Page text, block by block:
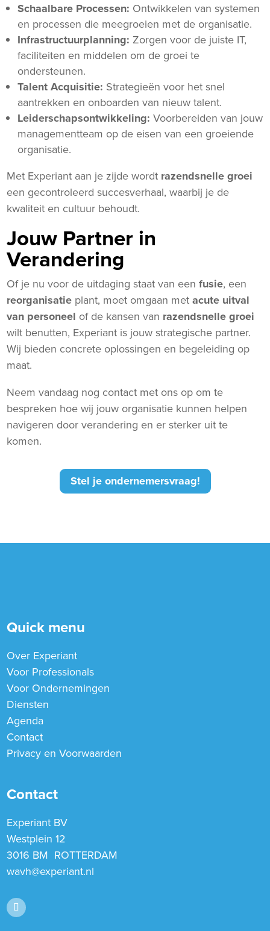
Schaalbare Processen: Ontwikkelen van systemen
en processen die meegroeien met de organisatie.
Infrastructuurplanning: Zorgen voor de juiste IT,
faciliteiten en middelen om de groei te
ondersteunen.
Talent Acquisitie: Strategieën voor het snel
aantrekken en onboarden van nieuw talent.
Leiderschapsontwikkeling: Voorbereiden van jouw
managementteam op de eisen van een groeiende
organisatie.
Met Experiant aan je zijde wordt razendsnelle groei
een gecontroleerd succesverhaal, waarbij je de
kwaliteit en cultuur behoudt.
Jouw Partner in
Verandering
Of je nu voor de uitdaging staat van eenfusie, een
reorganisatie plant, moet omgaan metacute uitval
van personeel of de kansen van razendsnelle groei
wilt benutten, Experiant is jouw strategische partner.
Wij bieden concrete oplossingen en begeleiding op
maat.
Neem vandaag nog contact met ons op om te
bespreken hoe wij jouw organisatie kunnen helpen
navigeren door verandering en er sterker uit te
komen.
Stel je ondernemersvraag!
Quick menu
Over Experiant
Voor Professionals
Voor Ondernemingen
Diensten
Agenda
Contact
Privacy en Voorwaarden
Contact
Experiant BV
Westplein 12
3016 BM ROTTERDAM
wavh@experiant.nl